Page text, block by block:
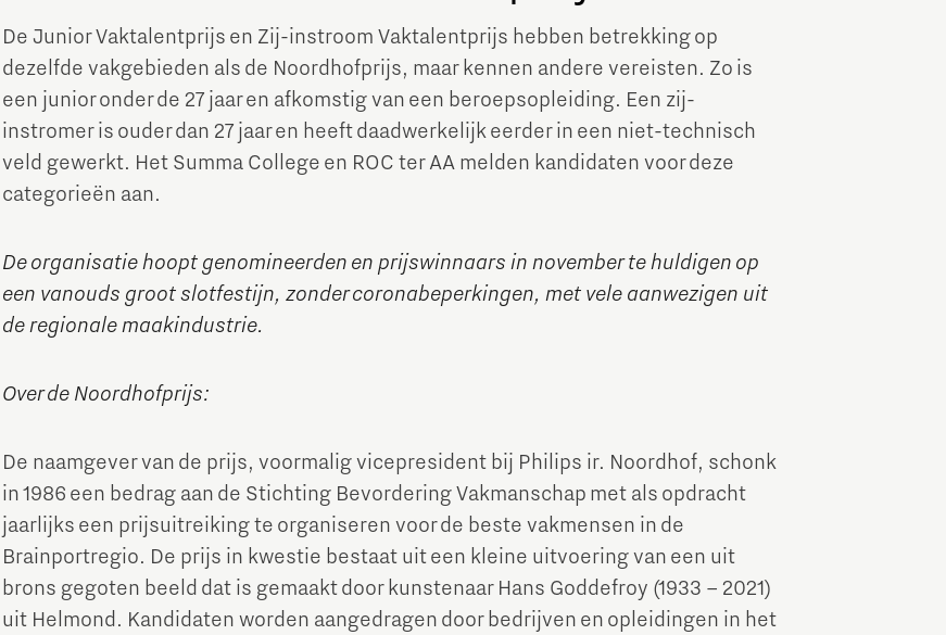
De Junior Vaktalentprijs en Zij-instroom Vaktalentprijs hebben betrekking op
dezelfde vakgebieden als de Noordhofprijs, maar kennen andere vereisten. Zo is
een junior onder de 27 jaar en afkomstig van een beroepsopleiding. Een zij-
instromer is ouder dan 27 jaar en heeft daadwerkelijk eerder in een niet-technisch
veld gewerkt. Het Summa College en ROC ter AA melden kandidaten voor deze
categorieën aan.
De organisatie hoopt genomineerden en prijswinnaars in november te huldigen op
een vanouds groot slotfestijn, zonder coronabeperkingen, met vele aanwezigen uit
de regionale maakindustrie.
Over de Noordhofprijs:
De naamgever van de prijs, voormalig vicepresident bij Philips ir. Noordhof, schonk
in 1986 een bedrag aan de Stichting Bevordering Vakmanschap met als opdracht
jaarlijks een prijsuitreiking te organiseren voor de beste vakmensen in de
Brainportregio. De prijs in kwestie bestaat uit een kleine uitvoering van een uit
brons gegoten beeld dat is gemaakt door kunstenaar Hans Goddefroy (1933 – 2021)
uit Helmond. Kandidaten worden aangedragen door bedrijven en opleidingen in het